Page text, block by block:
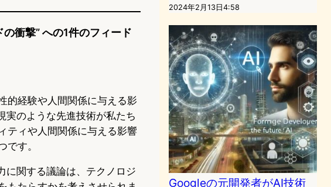
衝撃” への1件のフィード
的経験や人間関係に与える影
実のような先進技術が私たち
ティや人間関係に与える影響
す。
に関する議論は、テクノロジ
2024年2月13日4:58
Googleの元開発者がAI技術